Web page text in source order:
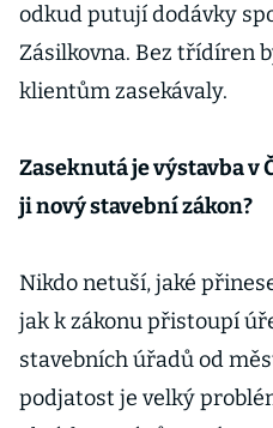
odkud putují dodávky
Zásilkovna. Bez třídíren
klientům zasekávaly.
Zaseknutá je výstavba v
ji nový stavební zákon?
Nikdo netuší, jaké
jak k zákonu přistoupí
stavebních úřadů od
podjatost je velký